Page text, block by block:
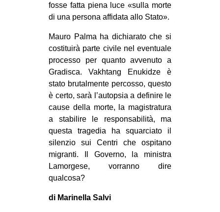
fosse fatta piena luce «sulla morte
di una persona affidata allo Stato».
Mauro Palma ha dichiarato che si
costituirà parte civile nel eventuale
processo per quanto avvenuto a
Gradisca. Vakhtang Enukidze è
stato brutalmente percosso, questo
è certo, sarà l’autopsia a definire le
cause della morte, la magistratura
a stabilire le responsabilità, ma
questa tragedia ha squarciato il
silenzio sui Centri che ospitano
migranti. Il Governo, la ministra
Lamorgese, vorranno dire
qualcosa?
di Marinella Salvi